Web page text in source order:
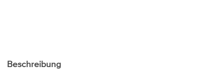
Beschreibung